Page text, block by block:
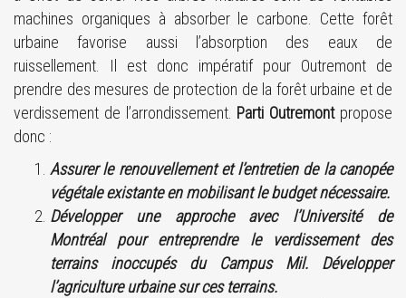
machines organiques à absorber le carbone. Cette forêt
urbaine favorise aussi l’absorption des eaux de
ruissellement. Il est donc impératif pour Outremont de
prendre des mesures de protection de la forêt urbaine et de
verdissement de l’arrondissement. Parti Outremontpropose
donc :
Assurer le renouvellement et l’entretien de la canopée
végétale existante en mobilisant le budget nécessaire.
Développer une approche avec l’Université de
Montréal pour entreprendre le verdissement des
terrains inoccupés du Campus Mil. Développer
l’agriculture urbaine sur ces terrains.